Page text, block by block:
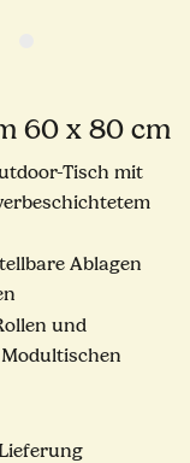
60 x 80 cm
Tisch mit
Ablagen
und